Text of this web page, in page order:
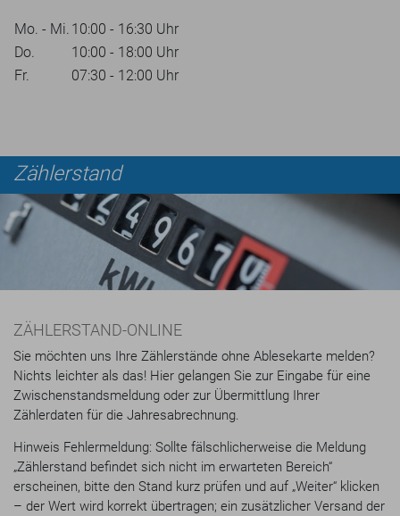
Mo. - Mi. 10:00 - 16:30 Uhr
Do.
10:00 - 18:00 Uhr
Fr.
07:30 - 12:00 Uhr
Zählerstand
ZÄHLERSTAND-ONLINE
Sie möchten uns Ihre Zählerstände ohne Ablesekarte melden?
Nichts leichter als das! Hier gelangen Sie zur Eingabe für eine
Zwischenstandsmeldung oder zur Übermittlung Ihrer
Zählerdaten für die Jahresabrechnung.
Hinweis Fehlermeldung: Sollte fälschlicherweise die Meldung
„Zählerstand befindet sich nicht im erwarteten Bereich“
erscheinen, bitte den Stand kurz prüfen und auf „Weiter“ klicken
– der Wert wird korrekt übertragen; ein zusätzlicher Versand der